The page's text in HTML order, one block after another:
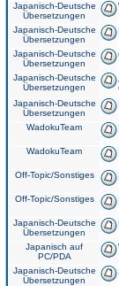
Japanisch-Deutsche
Übersetzungen
Japanisch-Deutsche
Übersetzungen
Japanisch-Deutsche
Übersetzungen
Japanisch-Deutsche
Übersetzungen
Japanisch-Deutsche
Übersetzungen
WadokuTeam
WadokuTeam
Off-Topic/Sonstiges
Off-Topic/Sonstiges
Japanisch-Deutsche
Übersetzungen
Japanisch auf
PC/PDA
Japanisch-Deutsche
Übersetzungen